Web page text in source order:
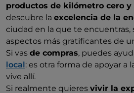
productos de kilómetro cero y
descubre la excelencia de la
ciudad en la que te encuentras,
aspectos más gratificantes de
Si vas de compras, puedes
local: es otra forma de apoyar a
vive allí.
Si realmente quieres vivir la